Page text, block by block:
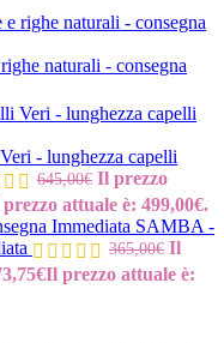
naturali - consegna
- lunghezza capelli
645,00€ Il prezzo
attuale è: 499,00€.
SAMBA -
365,00€ Il
€Il prezzo attuale è: